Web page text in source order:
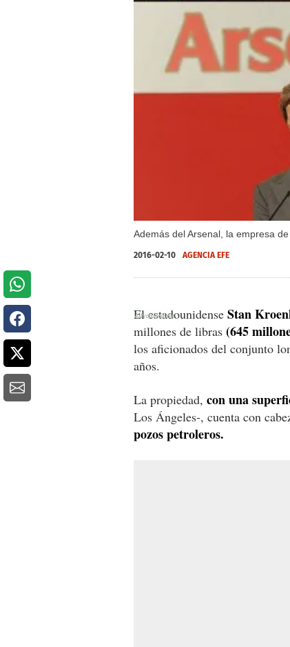
Además del Arsenal, la empresa
2016-02-10 AGENCIA EFE
El estadounidense Stan
millones de libras (645
los aficionados del conjunto
años.
La propiedad, con una
Los Ángeles-, cuenta con
pozos petroleros.